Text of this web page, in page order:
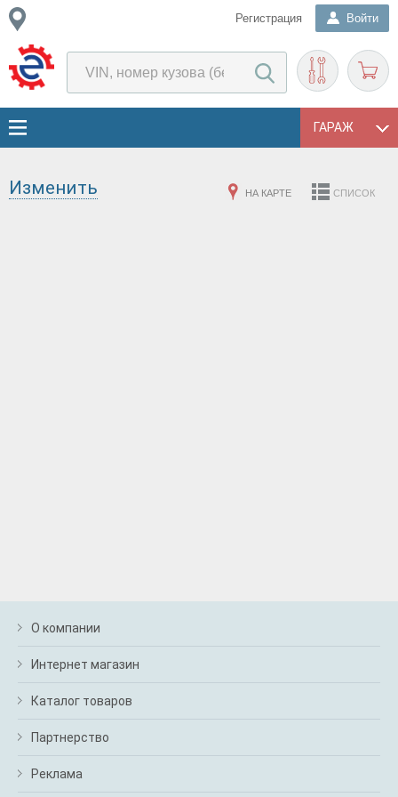
Регистрация Войти
ГАРАЖ
НА КАРТЕ СПИСОК
Изменить
О компании
Интернет магазин
Каталог товаров
Партнерство
Реклама